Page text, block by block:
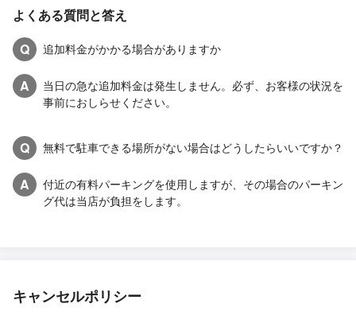
よくある質問と答え
Q
追加料金がかかる場合がありますか
A
当日の急な追加料金は発生しません。必ず、お客様の状況を
事前におしらせください。
Q 無料で駐車できる場所がない場合はどうしたらいいですか？
A
付近の有料パーキングを使用しますが、その場合のパーキン
グ代は当店が負担をします。
キャンセルポリシー